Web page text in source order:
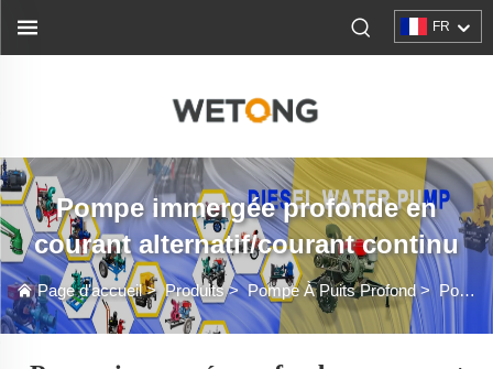
FR
Pompe immergée profonde en
courant alternatif/courant continu
Page d'accueil>Produits>Pompe À Puits Profond>Pompe immergée profonde en courant alternatif/courant continu